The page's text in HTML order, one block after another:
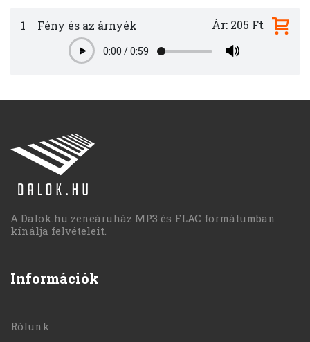
1 Fény és az árnyék
Play0:00 /0:59
Ár: 205 Ft
A Dalok.hu zeneáruház MP3 és FLAC formátumban
kínálja felvételeit.
Információk
Rólunk